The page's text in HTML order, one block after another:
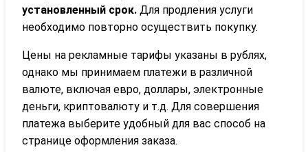
установленный срок. Для продления услуги
необходимо повторно осуществить покупку.
Цены на рекламные тарифы указаны в рублях,
однако мы принимаем платежи в различной
валюте, включая евро, доллары, электронные
деньги, криптовалюту и т.д. Для совершения
платежа выберите удобный для вас способ на
странице оформления заказа.